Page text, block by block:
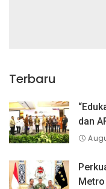
Terbaru
dan